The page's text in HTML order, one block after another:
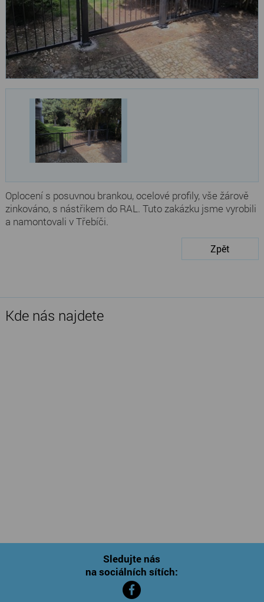
Oplocení s posuvnou brankou, ocelové profily, vše žárově
zinkováno, s nástřikem do RAL. Tuto zakázku jsme vyrobili
a namontovali v Třebíči.
Zpět
Kde nás najdete
Sledujte nás
na sociálních sítích: